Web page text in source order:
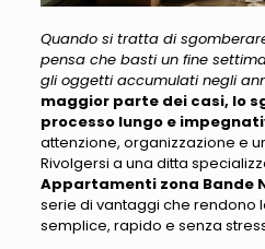
Quando si tratta di
pensa che basti un fine
gli oggetti accumulati negli
maggior parte dei casi, lo
processo lungo e
attenzione, organizzazione e
Rivolgersi a una ditta
Appartamenti zona Bande
serie di vantaggi che rendono
semplice, rapido e senza